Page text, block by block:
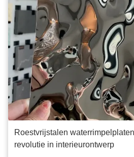
Roestvrijstalen
revolutie in interieurontwerp